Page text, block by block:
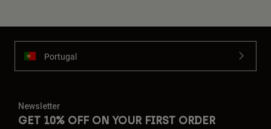
Portugal
Newsletter
GET 10% OFF ON YOUR FIRST ORDER